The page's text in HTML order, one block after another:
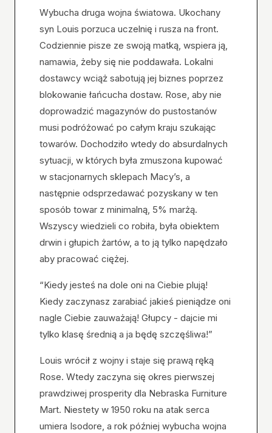
Wybucha druga wojna światowa. Ukochany
syn Louis porzuca uczelnię i rusza na front.
Codziennie pisze ze swoją matką, wspiera ją,
namawia, żeby się nie poddawała. Lokalni
dostawcy wciąż sabotują jej biznes poprzez
blokowanie łańcucha dostaw. Rose, aby nie
doprowadzić magazynów do pustostanów
musi podróżować po całym kraju szukając
towarów. Dochodziło wtedy do absurdalnych
sytuacji, w których była zmuszona kupować
w stacjonarnych sklepach Macy’s, a
następnie odsprzedawać pozyskany w ten
sposób towar z minimalną, 5% marżą.
Wszyscy wiedzieli co robiła, była obiektem
drwin i głupich żartów, a to ją tylko napędzało
aby pracować ciężej.
“Kiedy jesteś na dole oni na Ciebie plują!
Kiedy zaczynasz zarabiać jakieś pieniądze oni
nagle Ciebie zauważają! Głupcy - dajcie mi
tylko klasę średnią a ja będę szczęśliwa!”
Louis wrócił z wojny i staje się prawą ręką
Rose. Wtedy zaczyna się okres pierwszej
prawdziwej prosperity dla Nebraska Furniture
Mart. Niestety w 1950 roku na atak serca
umiera Isodore, a rok później wybucha wojna